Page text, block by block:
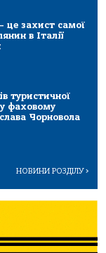
це захист самої
в Італії
туристичної
фаховому
Чорновола
НОВИНИ РОЗДІЛУ>